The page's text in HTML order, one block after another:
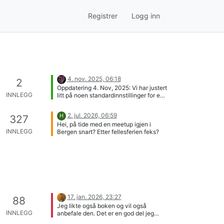
Registrer Logg inn
2
INNLEGG
4. nov. 2025, 06:18
Oppdatering 4. Nov, 2025: Vi har justert
litt på noen standardinnstillinger for e-
varsling om visse typer hendelser, eller
om man synes det blir for mye, så står
man fritt til å endre på dette i
innstillingene. Ønsker du å endre på
har en formening om dette eller noe
annet relatert.
327
INNLEGG
H
2. jul. 2026, 06:59
Hei, på tide med en meetup igjen i
Bergen snart? Etter fellesferien feks?
88
INNLEGG
17. jan. 2026, 23:27
Jeg likte også boken og vil også
anbefale den. Det er en god del jeg